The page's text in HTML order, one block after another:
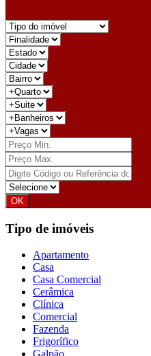
Tipo de imóveis
Apartamento
Casa
Casa Comercial
Cerâmica
Clínica
Comercial
Fazenda
Frigorífico